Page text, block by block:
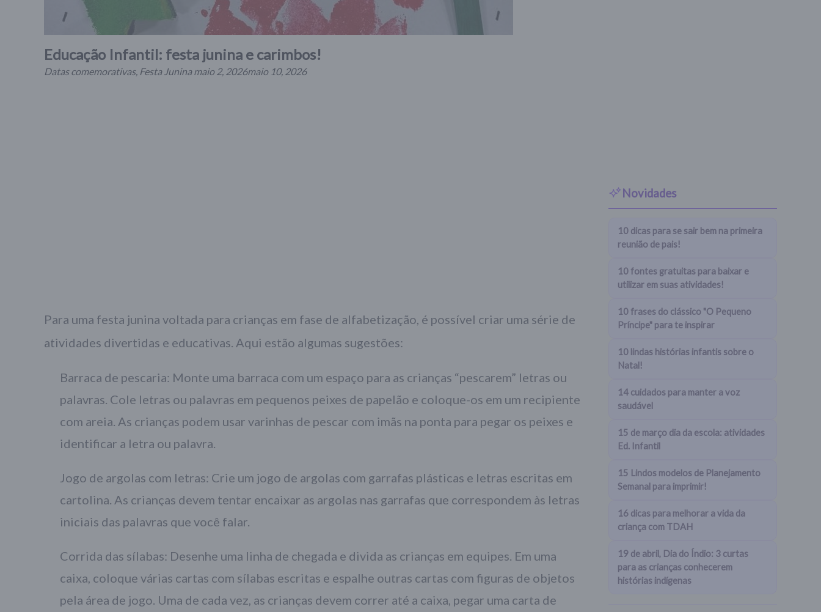
Educação Infantil: festa junina e carimbos!
Datas comemorativas, Festa Junina maio 2, 2026maio 10, 2026
Para uma festa junina voltada para crianças em fase de alfabetização, é possível criar uma série de
atividades divertidas e educativas. Aqui estão algumas sugestões:
Barraca de pescaria: Monte uma barraca com um espaço para as crianças “pescarem” letras ou
palavras. Cole letras ou palavras em pequenos peixes de papelão e coloque-os em um recipiente
com areia. As crianças podem usar varinhas de pescar com imãs na ponta para pegar os peixes e
identificar a letra ou palavra.
Jogo de argolas com letras: Crie um jogo de argolas com garrafas plásticas e letras escritas em
cartolina. As crianças devem tentar encaixar as argolas nas garrafas que correspondem às letras
iniciais das palavras que você falar.
Corrida das sílabas: Desenhe uma linha de chegada e divida as crianças em equipes. Em uma
caixa, coloque várias cartas com sílabas escritas e espalhe outras cartas com figuras de objetos
pela área de jogo. Uma de cada vez, as crianças devem correr até a caixa, pegar uma carta de
Novidades
10 dicas para se sair bem na primeira
reunião de pais!
10 fontes gratuitas para baixar e
utilizar em suas atividades!
10 frases do clássico "O Pequeno
Príncipe" para te inspirar
10 lindas histórias infantis sobre o
Natal!
14 cuidados para manter a voz
saudável
15 de março dia da escola: atividades
Ed. Infantil
15 Lindos modelos de Planejamento
Semanal para imprimir!
16 dicas para melhorar a vida da
criança com TDAH
19 de abril, Dia do Índio: 3 curtas
para as crianças conhecerem
histórias indígenas